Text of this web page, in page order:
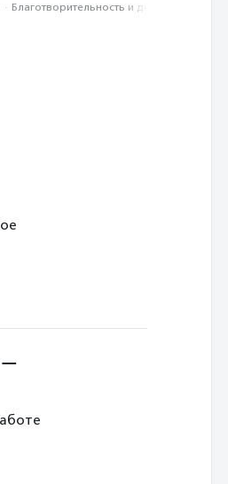
· Благотвори­тель­ность и доброволь­чест­во
—